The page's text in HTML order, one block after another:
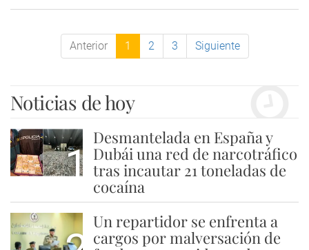
Anterior 1 2 3 Siguiente
Noticias de hoy
1
Desmantelada en España y
Dubái una red de narcotráfico
tras incautar 21 toneladas de
cocaína
Un repartidor se enfrenta a
cargos por malversación de